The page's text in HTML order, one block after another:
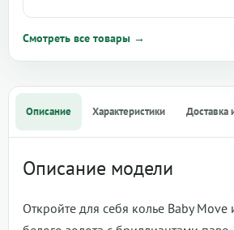
Смотреть все товары →
Описание Характеристики Доставка
Описание модели
Откройте для себя колье Baby Move